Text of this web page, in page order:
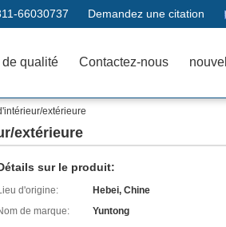
66030737 Demandez une citation
qualité Contactez-nous
extérieure
extérieure
sur le produit:
d'origine:
Hebei, Chine
de marque:
Yuntong